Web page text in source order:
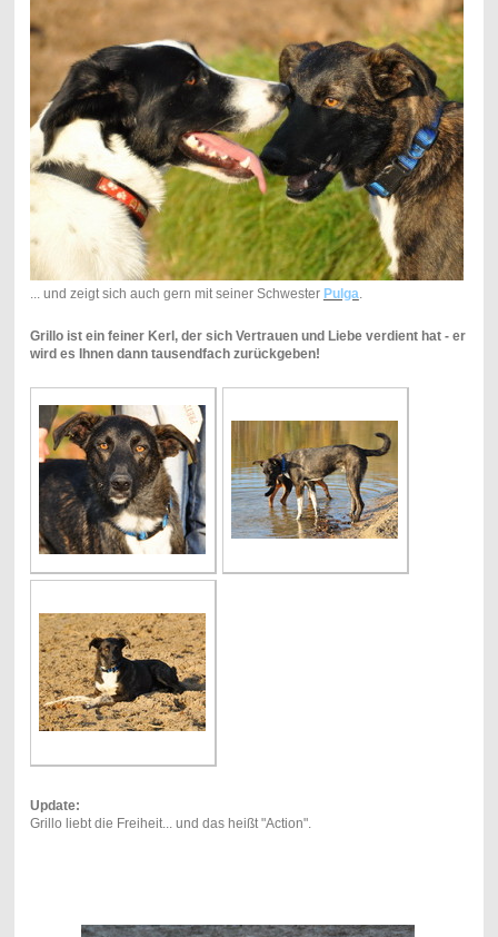
... und zeigt sich auch gern mit seiner Schwester Pulga
Grillo ist ein feiner Kerl, der sich Vertrauen und Liebe verdient hat - er
wird es Ihnen dann tausendfach zurückgeben!
Update:
Grillo liebt die Freiheit... und das heißt "Action".